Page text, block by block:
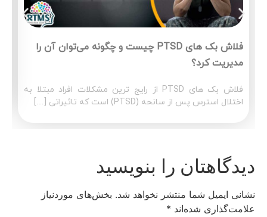
فلاش بک های PTSD چیست و چگونه می‌توان آن‌ را
مدیریت کرد؟
فلاش بک های PTSD از رایج ترین مشکلات افراد مبتلا به
اختلال استرس پس از سانحه (PTSD) است که تاثیراتی […]
دیدگاهتان را بنویسید
نشانی ایمیل شما منتشر نخواهد شد. بخش‌های موردنیاز
علامت‌گذاری شده‌اند *